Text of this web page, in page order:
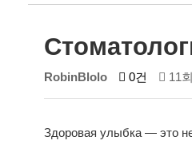
RobinBlolo 0건 11회
Здоровая улыбка — это